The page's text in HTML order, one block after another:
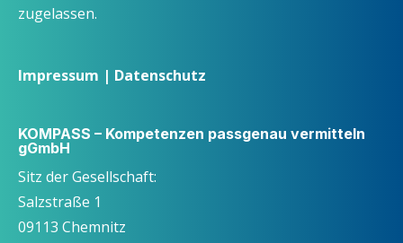
zugelassen.
Impressum | Datenschutz
KOMPASS – Kompetenzen passgenau vermitteln
gGmbH
Sitz der Gesellschaft:
Salzstraße 1
09113 Chemnitz